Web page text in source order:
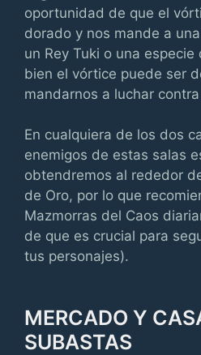
oportunidad de que el
dorado y nos mande a
un Rey Tuki o una
bien el vórtice puede ser
mandarnos a luchar
En cualquiera de los dos
enemigos de estas salas
obtendremos al rededor
de Oro, por lo que
Mazmorras del Caos
de que es crucial para
tus personajes).
MERCADO Y
SUBASTAS